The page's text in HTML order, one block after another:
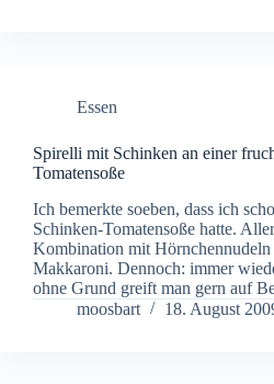
Essen
Spirelli mit Schinken an einer
Tomatensoße
Ich bemerkte soeben, dass ich
Schinken-Tomatensoße hatte.
Kombination mit Hörnchennudeln
Makkaroni. Dennoch: immer
ohne Grund greift man gern auf
moosbart
18. August